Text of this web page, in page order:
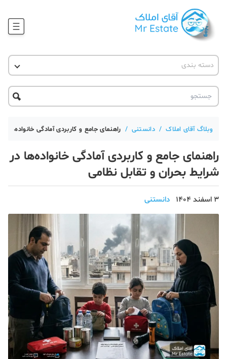
آموزش املاک
حقوقی
آکادمی
دسته بندی
آقای مشاور املاک
آکادمی آقای املاک
آموزش املاک
آموزش پلتفرم آقای املاک
تحلیل مسکن
صنعت ساختمان
محله گردی
معماری
ملکی
همایش و نمایشگاه
وبلاگ آقای املاک / دانستنی / راهنمای جامع و کاربردی آمادگی خانواده‌ها
راهنمای جامع و کاربردی آمادگی خانواده‌ها در
شرایط بحران و تقابل نظامی
3 اسفند 1404 دانستنی